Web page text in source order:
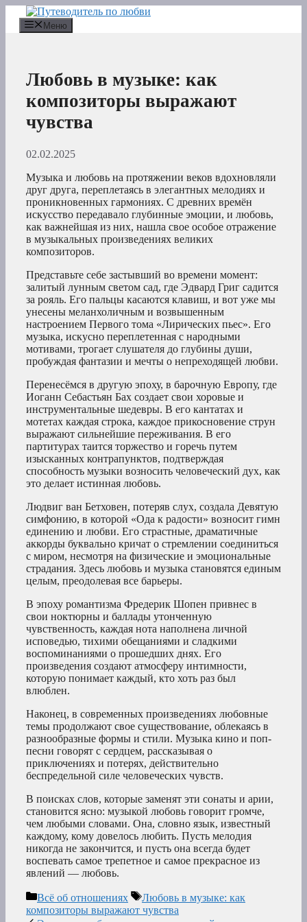
Перейти
содержимому
Меню
Любовь в музыке: как
композиторы выражают
чувства
02.02.2025
Музыка и любовь на протяжении веков вдохновляли
друг друга, переплетаясь в элегантных мелодиях и
проникновенных гармониях. С древних времён
искусство передавало глубинные эмоции, и любовь,
как важнейшая из них, нашла свое особое отражение
в музыкальных произведениях великих
композиторов.
Представьте себе застывший во времени момент:
залитый лунным светом сад, где Эдвард Григ садится
за рояль. Его пальцы касаются клавиш, и вот уже мы
унесены меланхоличным и возвышенным
настроением Первого тома «Лирических пьес». Его
музыка, искусно переплетенная с народными
мотивами, трогает слушателя до глубины души,
пробуждая фантазии и мечты о непреходящей любви.
Перенесёмся в другую эпоху, в барочную Европу, где
Иоганн Себастьян Бах создает свои хоровые и
инструментальные шедевры. В его кантатах и
мотетах каждая строка, каждое прикосновение струн
выражают сильнейшие переживания. В его
партитурах таится торжество и горечь путем
изысканных контрапунктов, подтверждая
способность музыки возносить человеческий дух, как
это делает истинная любовь.
Людвиг ван Бетховен, потеряв слух, создала Девятую
симфонию, в которой «Ода к радости» возносит гимн
единению и любви. Его страстные, драматичные
аккорды буквально кричат о стремлении соединиться
с миром, несмотря на физические и эмоциональные
страдания. Здесь любовь и музыка становятся единым
целым, преодолевая все барьеры.
В эпоху романтизма Фредерик Шопен привнес в
свои ноктюрны и баллады утонченную
чувственность, каждая нота наполнена личной
исповедью, тихими обещаниями и сладкими
воспоминаниями о прошедших днях. Его
произведения создают атмосферу интимности,
которую понимает каждый, кто хоть раз был
влюблен.
Наконец, в современных произведениях любовные
темы продолжают свое существование, облекаясь в
разнообразные формы и стили. Музыка кино и поп-
песни говорят с сердцем, рассказывая о
приключениях и потерях, действительно
беспредельной силе человеческих чувств.
В поисках слов, которые заменят эти сонаты и арии,
становится ясно: музыкой любовь говорит громче,
чем любыми словами. Она, словно язык, известный
каждому, кому довелось любить. Пусть мелодия
никогда не закончится, и пусть она всегда будет
воспевать самое трепетное и самое прекрасное из
явлений — любовь.
Рубрики
Всё об отношениях Метки
Любовь в музыке: как
композиторы выражают чувства